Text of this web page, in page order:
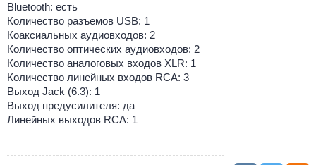
Bluetooth: есть
Количество разъемов USB: 1
Коаксиальных аудиовходов: 2
Количество оптических аудиовходов: 2
Количество аналоговых входов XLR: 1
Количество линейных входов RCA: 3
Выход Jack (6.3): 1
Выход предусилителя: да
Линейных выходов RCA: 1